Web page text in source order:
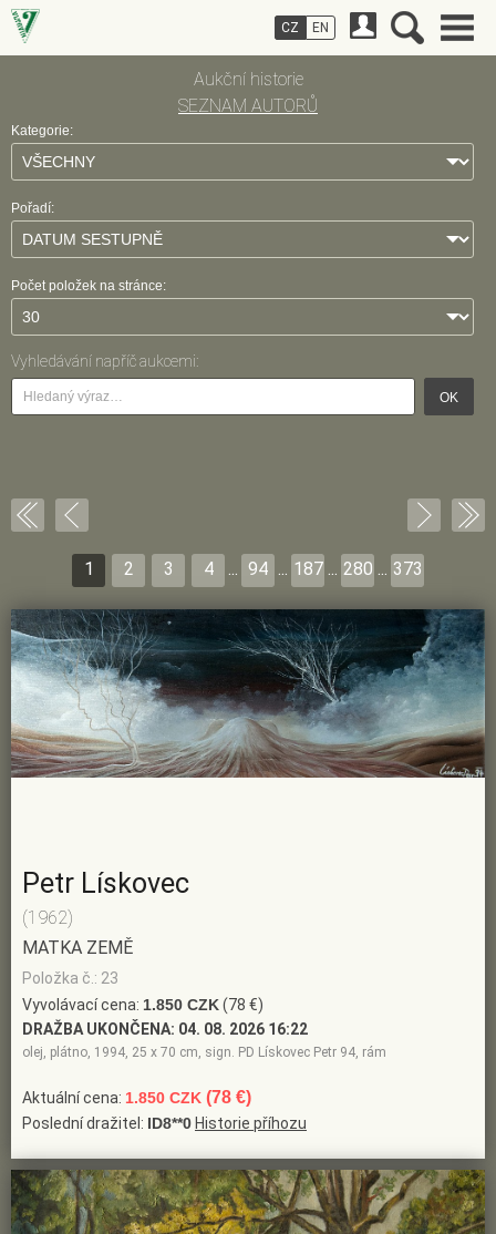
Aukční historie
SEZNAM AUTORŮ
Kategorie:
Pořadí:
Počet položek na stránce:
Vyhledávání napříč aukcemi:
OK
1 2 3 4 ... 94 ... 187 ... 280 ... 373
Petr Lískovec
(1962)
MATKA ZEMĚ
Položka č.: 23
Vyvolávací cena: 1.850 CZK(78 €)
DRAŽBA UKONČENA: 04. 08. 2026 16:22
olej, plátno, 1994, 25 x 70 cm, sign. PD Lískovec Petr 94, rám
Aktuální cena: 1.850 CZK (78 €)
Poslední dražitel: ID8**0 Historie příhozu
CZ EN